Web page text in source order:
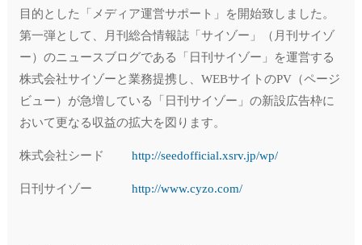
目的とした「メディア運営サポート」を開始致しました。
第一弾として、月刊総合情報誌「サイゾー」（月刊サイゾ
ー）のニュースブログである「日刊サイゾー」を運営する
株式会社サイゾーと業務提携し、WEBサイトのPV（ページ
ビュー）が急増している「日刊サイゾー」の新設広告枠に
おいて更なる収益の拡大を図ります。
株式会社シード http://seedofficial.xsrv.jp/wp/
日刊サイゾー http://www.cyzo.com/